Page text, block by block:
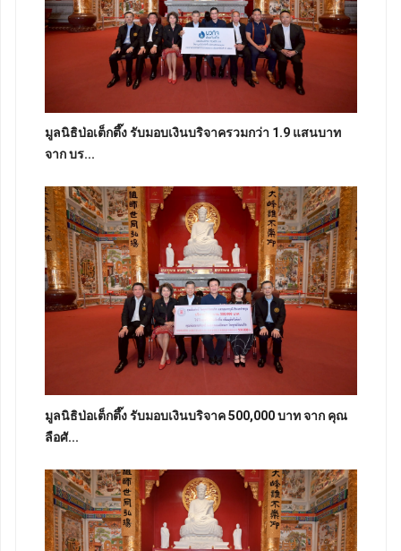
มูลนิธิป่อเต็กตึ๊ง รับมอบเงินบริจาครวมกว่า 1.9 แสนบาท
จาก บร...
มูลนิธิป่อเต็กตึ๊ง รับมอบเงินบริจาค 500,000 บาท จาก คุณ
ลือศั...